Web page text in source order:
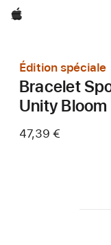
Apple
Édition spéciale
Bracelet
Unity
47,39 €